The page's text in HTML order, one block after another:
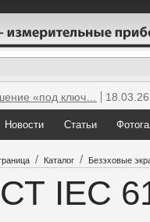
«под ключ…
18.03.26
GTEM…
Новости Статьи
/ Каталог / Безэховые
IEC